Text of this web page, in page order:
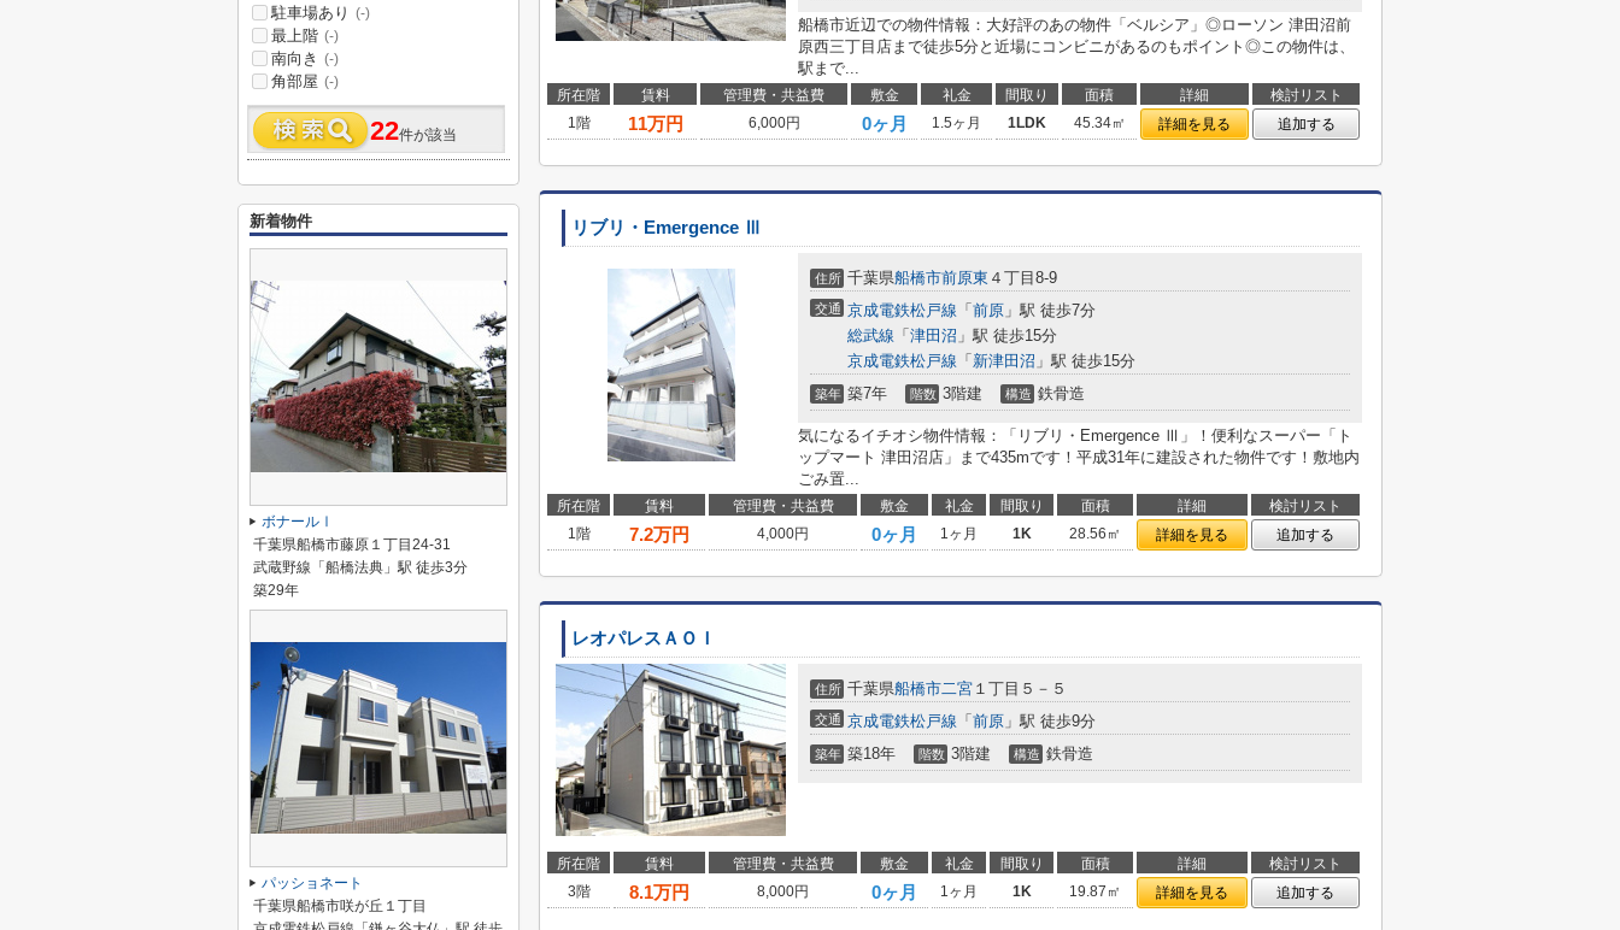
船橋市近辺での物件情報：大好評のあの物件「ベルシア」◎ローソン 津田沼前
原西三丁目店まで徒歩5分と近場にコンビニがあるのもポイント◎この物件は、
駅まで...
所在階 賃料 管理費・共益費 敷金 礼金 間取り 面積 詳細
検討リスト
1階
11万円 6,000円 0ヶ月 1.5ヶ月 1LDK 45.34㎡ 詳細を見る 追加する
リブリ・Emergence Ⅲ
住所 千葉県船橋市前原東 ４丁目8-9
交通 京成電鉄松戸線 「 前原 」駅 徒歩7分
総武線 「 津田沼 」駅 徒歩15分
京成電鉄松戸線 「 新津田沼 」駅 徒歩15分
築年 築7年 階数 3階建 構造 鉄骨造
気になるイチオシ物件情報：「リブリ・Emergence Ⅲ」！便利なスーパー「ト
ップマート 津田沼店」まで435mです！平成31年に建設された物件です！敷地内
ごみ置...
所在階 賃料 管理費・共益費 敷金 礼金 間取り 面積 詳細
検討リスト
1階
7.2万円 4,000円 0ヶ月 1ヶ月 1K 28.56㎡ 詳細を見る 追加する
レオパレスＡＯＩ
住所 千葉県船橋市二宮 １丁目５－５
交通 京成電鉄松戸線 「 前原 」駅 徒歩9分
築年 築18年 階数 3階建 構造 鉄骨造
所在階 賃料 管理費・共益費 敷金 礼金 間取り 面積 詳細
検討リスト
3階
8.1万円 8,000円 0ヶ月 1ヶ月 1K 19.87㎡ 詳細を見る 追加する
駐車場あり (-)
最上階 (-)
南向き (-)
角部屋 (-)
22件が該当
新着物件
ボナールⅠ
千葉県船橋市藤原１丁目24-31
武蔵野線「船橋法典」駅 徒歩3分
築29年
パッショネート
千葉県船橋市咲が丘１丁目